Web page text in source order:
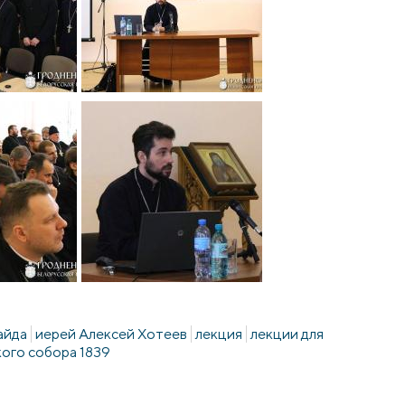
иерей Алексей Хотеев лекция лекции для
собора 1839